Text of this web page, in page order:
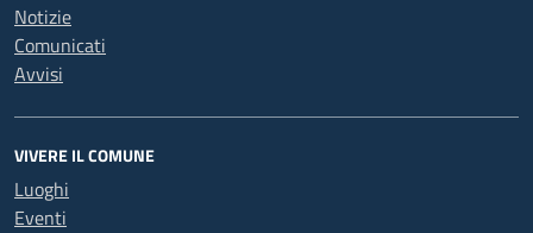
Notizie
Comunicati
Avvisi
VIVERE IL COMUNE
Luoghi
Eventi